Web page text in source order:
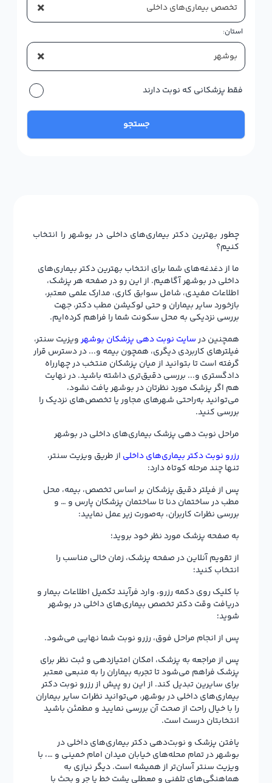
× تخصص بیماری‌های داخلی
استان:
× بوشهر
فقط پزشکانی که نوبت دارند
جستجو
چطور بهترین دکتر بیماری‌های داخلی در بوشهر را انتخاب
کنیم؟
ما از دغدغه‌های شما برای انتخاب بهترین دکتر بیماری‌های
داخلی در بوشهر آگاهیم. از این رو در صفحه هر پزشک،
اطلاعات مفیدی، شامل سوابق کاری، مدارک علمی معتبر،
بازخورد سایر بیماران و حتی لوکیشن مطب دکتر، جهت
بررسی نزدیکی به محل سکونت شما را فراهم کرده‌ایم.
همچنین درسایت نوبت دهی پزشکان بوشهرویزیت سنتر،
فیلترهای کاربردی دیگری، همچون بیمه و... در دسترس قرار
گرفته است تا بتوانید از میان پزشکان منتخب در چهارراه
دادگستری و... بررسی دقیق‌تری داشته باشید. در نهایت
هم اگر پزشک مورد نظرتان در بوشهر یافت نشود،
می‌توانید به‌راحتی شهرهای مجاور یا تخصص‌های نزدیک را
بررسی کنید.
مراحل نوبت دهی پزشک بیماری‌های داخلی در بوشهر
رزرو نوبت دکتر بیماری‌های داخلی از طریق ویزیت سنتر،
تنها چند مرحله کوتاه دارد:
پس از فیلتر دقیق پزشکان بر اساس تخصص، بیمه، محل
مطب در ساختمان دنا تا ساختمان پزشکان پارس و … و
بررسی نظرات کاربران، به‌صورت زیر عمل نمایید:
به صفحه پزشک مورد نظر خود بروید؛
از تقویم آنلاین در صفحه پزشک، زمان خالی مناسب را
انتخاب کنید؛
با کلیک روی دکمه رزرو، وارد فرآیند تکمیل اطلاعات بیمار و
دریافت وقت دکتر تخصص بیماری‌های داخلی در بوشهر
شوید؛
پس از انجام مراحل فوق، رزرو نوبت شما نهایی می‌شود.
پس از مراجعه به پزشک، امکان امتیازدهی و ثبت نظر برای
پزشک فراهم می‌شود تا تجربه بیماران را به منبعی معتبر
برای سایرین تبدیل کند. از این رو پیش از رزرو نوبت دکتر
بیماری‌های داخلی در بوشهر، می‌توانید نظرات سایر بیماران
را با خیال راحت از صحت آن بررسی نمایید و مطمئن باشید
انتخابتان درست است.
یافتن پزشک و نوبت‌دهی دکتر بیماری‌های داخلی در
بوشهر در تمام محله‌های خیابان میدان امام خمینی و …، با
ویزیت سنتر آسان‌تر از همیشه است. دیگر نیازی به
هماهنگی‌های تلفنی و معطلی پشت خط یا جر و بحث با